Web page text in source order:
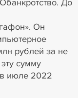
До
Он
рублей за не
сумму
июле 2022